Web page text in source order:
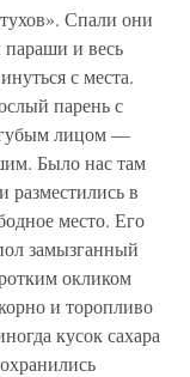
Спали они
параши и весь
с места.
парень с
лицом —
Было нас там
разместились в
место. Его
замызганный
окликом
и торопливо
кусок сахара